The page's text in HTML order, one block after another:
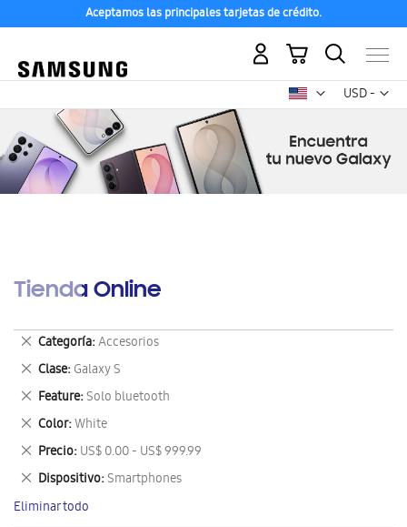
Aceptamos las principales tarjetas de crédito.
USD -
dólar
Mi carrito
Tienda Online
Categoría Accesorios
Eliminar
este
artículo
Clase Galaxy S
Eliminar
este
artículo
Feature Solo bluetooth
Eliminar
este
artículo
Color White
Eliminar
este
artículo
Precio US$ 0.00 - US$ 999.99
Eliminar
este
artículo
Dispositivo Smartphones
Eliminar
este
artículo
Eliminar todo